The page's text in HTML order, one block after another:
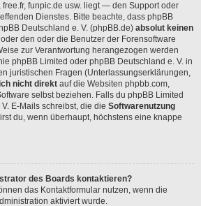
free.fr, funpic.de usw. liegt — den Support oder
Dienstes. Bitte beachte, dass phpBB
Deutschland e. V. (phpBB.de) absolut keinen
den oder die Benutzer der Forensoftware
zur Verantwortung herangezogen werden
phpBB Limited oder phpBB Deutschland e. V. in
juristischen Fragen (Unterlassungserklärungen,
nicht direkt auf die Websiten phpbb.com,
selbst beziehen. Falls du phpBB Limited
E-Mails schreibst, die die Softwarenutzung
du, wenn überhaupt, höchstens eine knappe
des Boards kontaktieren?
das Kontaktformular nutzen, wenn die
aktiviert wurde.